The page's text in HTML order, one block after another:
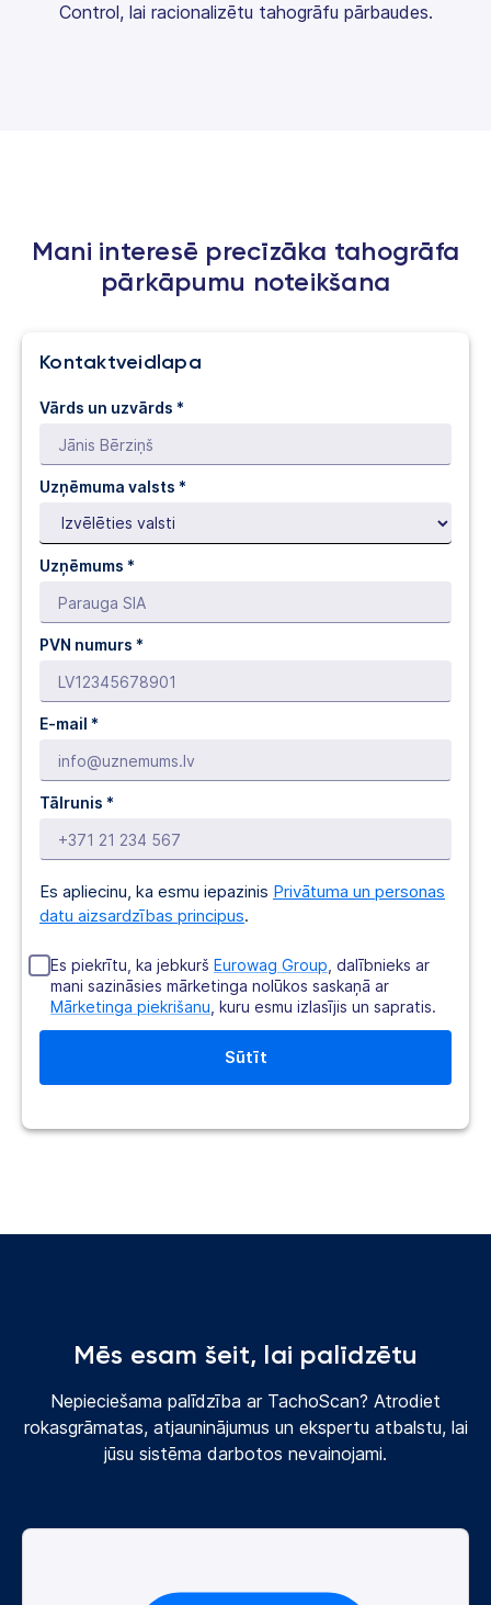
Control, lai racionalizētu tahogrāfu pārbaudes.
Mani interesē precīzāka tahogrāfa
pārkāpumu noteikšana
Kontaktveidlapa
Vārds un uzvārds *
Uzņēmuma valsts *
Uzņēmums *
PVN numurs *
E-mail *
Tālrunis *
Es apliecinu, ka esmu iepazinis Privātuma un personas
datu aizsardzības principus.
Es piekrītu, ka jebkurš Eurowag Group , dalībnieks ar
mani sazināsies mārketinga nolūkos saskaņā ar
Mārketinga piekrišanu , kuru esmu izlasījis un sapratis.
Mēs esam šeit, lai palīdzētu
Nepieciešama palīdzība ar TachoScan? Atrodiet
rokasgrāmatas, atjauninājumus un ekspertu atbalstu, lai
jūsu sistēma darbotos nevainojami.